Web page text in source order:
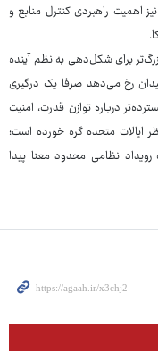
اهمیت راهبردی کنترل منابع و
برای شکل‌دهی به نظم آینده
رخ می‌دهد صرفا یک درگیری
درباره توازن قدرت، امنیت
ایالات متحده گره خورده است؛
نظامی محدود معنا پیدا